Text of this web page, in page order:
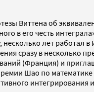
Виттена об
в его честь
лет работал
сразу в несколько
(Франция) и
Шао по
интегрирования